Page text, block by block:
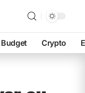
Budget Crypto